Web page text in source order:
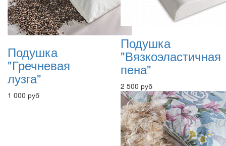
Подушка
"Гречневая
лузга"
1 000 руб
Подушка
"Вязкоэластичная
пена"
2 500 руб